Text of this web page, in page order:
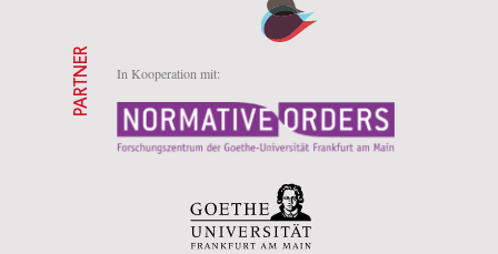
In Kooperation mit:
PARTNER